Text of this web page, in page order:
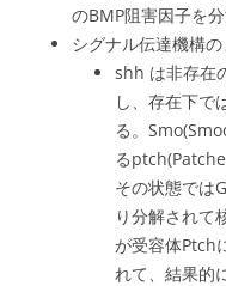
のBMP阻害因子を
シグナル伝達機構
shh は非存在
し、存在下で
る。
る
その状態では
り分解されて
が受容体Ptch
れて、結果的